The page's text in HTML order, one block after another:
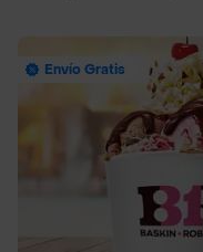
Envío Gratis